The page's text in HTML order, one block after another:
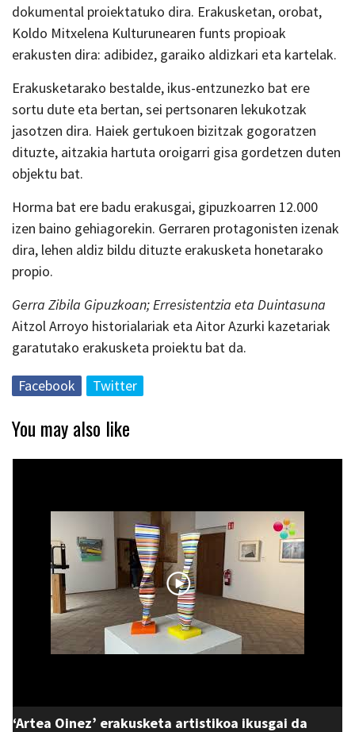
dokumental proiektatuko dira. Erakusketan, orobat,
Koldo Mitxelena Kulturunearen funts propioak
erakusten dira: adibidez, garaiko aldizkari eta kartelak.
Erakusketarako bestalde, ikus-entzunezko bat ere
sortu dute eta bertan, sei pertsonaren lekukotzak
jasotzen dira. Haiek gertukoen bizitzak gogoratzen
dituzte, aitzakia hartuta oroigarri gisa gordetzen duten
objektu bat.
Horma bat ere badu erakusgai, gipuzkoarren 12.000
izen baino gehiagorekin. Gerraren protagonisten izenak
dira, lehen aldiz bildu dituzte erakusketa honetarako
propio.
Gerra Zibila Gipuzkoan; Erresistentzia eta Duintasuna
Aitzol Arroyo historialariak eta Aitor Azurki kazetariak
garatutako erakusketa proiektu bat da.
Facebook Twitter
You may also like
‘Artea Oinez’ erakusketa artistikoa ikusgai da